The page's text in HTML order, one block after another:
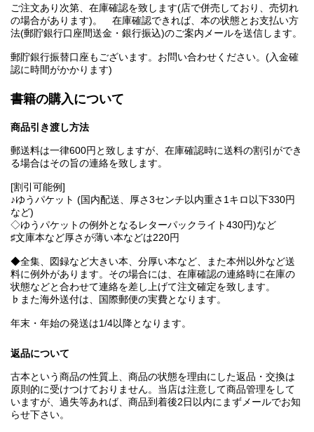
ご注文あり次第、在庫確認を致します(店で併売しており、売切れ
の場合があります)。 在庫確認できれば、本の状態とお支払い方
法(郵貯銀行口座間送金・銀行振込)のご案内メールを送信します。
郵貯銀行振替口座もございます。お問い合わせください。(入金確
認に時間がかかります)
書籍の購入について
商品引き渡し方法
郵送料は一律600円と致しますが、在庫確認時に送料の割引ができ
る場合はその旨の連絡を致します。
[割引可能例]
♪ゆうパケット (国内配送、厚さ3センチ以内重さ1キロ以下330円
など)
◇ゆうパケットの例外となるレターパックライト430円)など
♯文庫本など厚さが薄い本などは220円
◆全集、図録など大きい本、分厚い本など、また本州以外など送
料に例外があります。その場合には、在庫確認の連絡時に在庫の
状態などと合わせて連絡を差し上げて注文確定を致します。
♭また海外送付は、国際郵便の実費となります。
年末・年始の発送は1/4以降となります。
返品について
古本という商品の性質上、商品の状態を理由にした返品・交換は
原則的に受けつけておりません。当店は注意して商品管理をして
いますが、過失等あれば、商品到着後2日以内にまずメールでお知
らせ下さい。